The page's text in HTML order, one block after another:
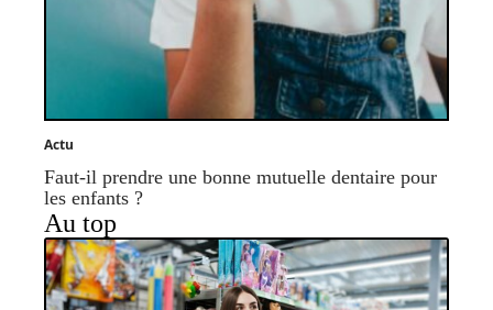
Actu
Faut-il prendre une bonne mutuelle dentaire pour
les enfants ?
Au top